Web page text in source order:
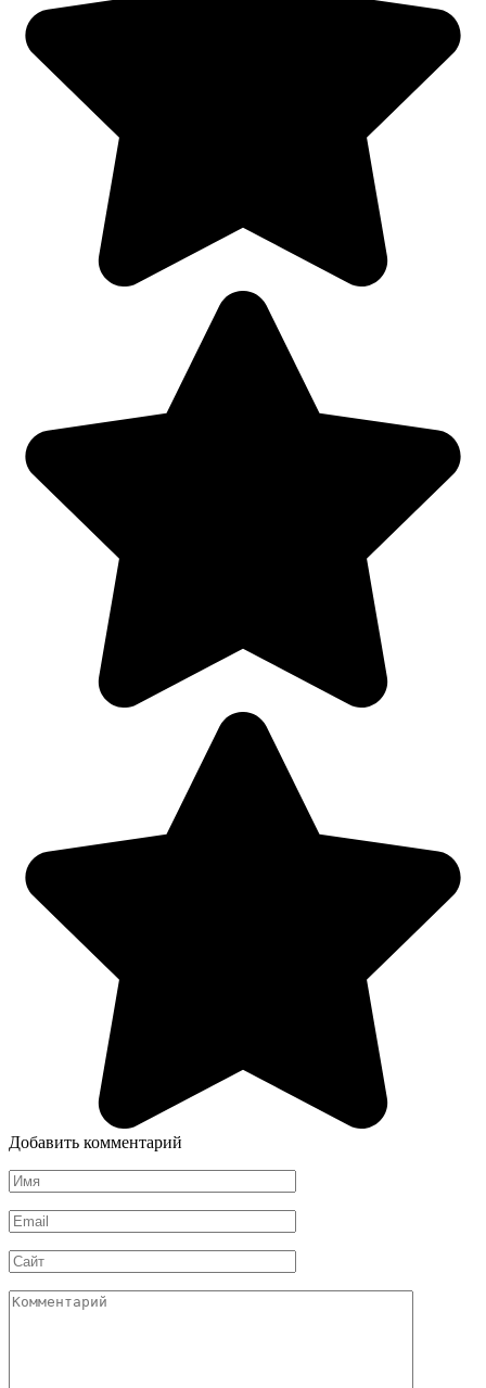
Добавить комментарий
Имя
*
Email
*
Сайт
Комментарий